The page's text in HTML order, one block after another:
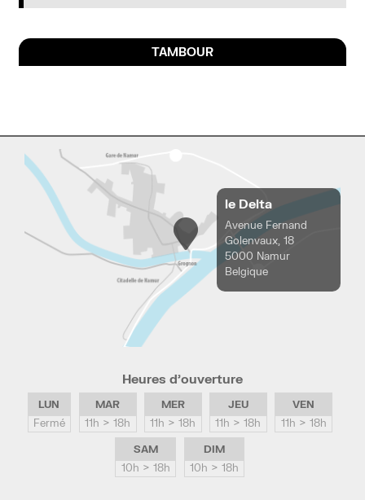
TAMBOUR
le Delta
Avenue Fernand
Golenvaux, 18
5000 Namur
Belgique
Heures d’ouverture
LUN
Fermé
MAR
11h > 18h
MER
11h > 18h
JEU
11h > 18h
VEN
11h > 18h
SAM
10h > 18h
DIM
10h > 18h